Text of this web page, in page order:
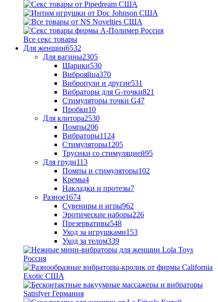
Все секс товары
Для женщин6532
Для вагины2305
Шарики530
Виброяйца370
Вибропули и другие531
Вибраторы для G-точки821
Стимуляторы точки G47
Пробки10
Для клитора2530
Помпы206
Вибраторы1124
Стимуляторы1205
Трусики со стимуляцией95
Для груди113
Помпы и стимуляторы102
Кремы4
Накладки и протезы7
Разное1674
Сувениры и игры962
Эротические наборы226
Презервативы548
Уход за игрушками153
Уход за телом339